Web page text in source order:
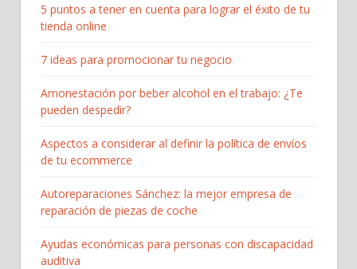
5 puntos a tener en cuenta para lograr el éxito de tu
tienda online
7 ideas para promocionar tu negocio
Amonestación por beber alcohol en el trabajo: ¿Te
pueden despedir?
Aspectos a considerar al definir la política de envíos
de tu ecommerce
Autoreparaciones Sánchez: la mejor empresa de
reparación de piezas de coche
Ayudas económicas para personas con discapacidad
auditiva